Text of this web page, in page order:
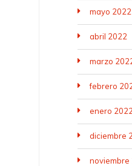
mayo 2022
abril 2022
marzo
febrero
enero 2022
diciembre
noviembre